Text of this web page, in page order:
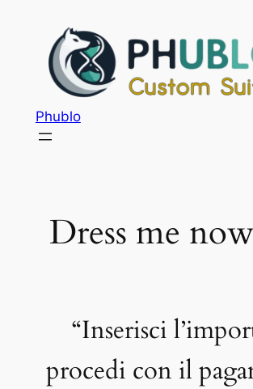
Phublo
Dress me
“Inserisci
procedi con il